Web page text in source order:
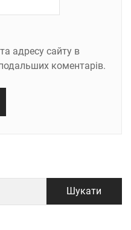
адресу сайту в
коментарів.